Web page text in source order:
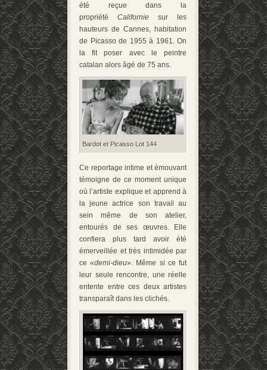
été reçue dans la
propriété Californie sur les
hauteurs de Cannes, habitation
de Picasso de 1955 à 1961. On
la fit poser avec le peintre
catalan alors âgé de 75 ans.
Bardot et Picasso Lot 144
Ce reportage intime et émouvant
témoigne de ce moment unique
où l’artiste explique et apprend à
la jeune actrice son travail au
sein même de son atelier,
entourés de ses œuvres. Elle
confiera plus tard avoir été
émerveillée et très intimidée par
ce «demi-dieu». Même si ce fut
leur seule rencontre, une réelle
entente entre ces deux artistes
transparaît dans les clichés.